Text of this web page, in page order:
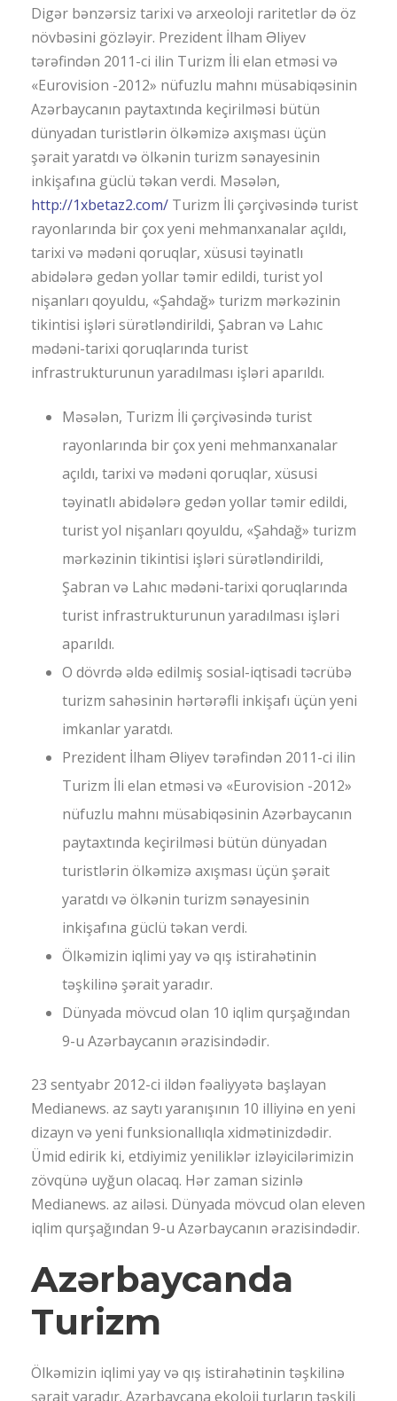
Digər bənzərsiz tarixi və arxeoloji raritetlər də öz
növbəsini gözləyir. Prezident İlham Əliyev
tərəfindən 2011-ci ilin Turizm İli elan etməsi və
«Eurovision -2012» nüfuzlu mahnı müsabiqəsinin
Azərbaycanın paytaxtında keçirilməsi bütün
dünyadan turistlərin ölkəmizə axışması üçün
şərait yaratdı və ölkənin turizm sənayesinin
inkişafına güclü təkan verdi. Məsələn,
http://1xbetaz2.com/ Turizm İli çərçivəsində turist
rayonlarında bir çox yeni mehmanxanalar açıldı,
tarixi və mədəni qoruqlar, xüsusi təyinatlı
abidələrə gedən yollar təmir edildi, turist yol
nişanları qoyuldu, «Şahdağ» turizm mərkəzinin
tikintisi işləri sürətləndirildi, Şabran və Lahıc
mədəni-tarixi qoruqlarında turist
infrastrukturunun yaradılması işləri aparıldı.
Məsələn, Turizm İli çərçivəsində turist
rayonlarında bir çox yeni mehmanxanalar
açıldı, tarixi və mədəni qoruqlar, xüsusi
təyinatlı abidələrə gedən yollar təmir edildi,
turist yol nişanları qoyuldu, «Şahdağ» turizm
mərkəzinin tikintisi işləri sürətləndirildi,
Şabran və Lahıc mədəni-tarixi qoruqlarında
turist infrastrukturunun yaradılması işləri
aparıldı.
O dövrdə əldə edilmiş sosial-iqtisadi təcrübə
turizm sahəsinin hərtərəfli inkişafı üçün yeni
imkanlar yaratdı.
Prezident İlham Əliyev tərəfindən 2011-ci ilin
Turizm İli elan etməsi və «Eurovision -2012»
nüfuzlu mahnı müsabiqəsinin Azərbaycanın
paytaxtında keçirilməsi bütün dünyadan
turistlərin ölkəmizə axışması üçün şərait
yaratdı və ölkənin turizm sənayesinin
inkişafına güclü təkan verdi.
Ölkəmizin iqlimi yay və qış istirahətinin
təşkilinə şərait yaradır.
Dünyada mövcud olan 10 iqlim qurşağından
9-u Azərbaycanın ərazisindədir.
23 sentyabr 2012-ci ildən fəaliyyətə başlayan
Medianews. az saytı yaranışının 10 illiyinə en yeni
dizayn və yeni funksionallıqla xidmətinizdədir.
Ümid edirik ki, etdiyimiz yeniliklər izləyicilərimizin
zövqünə uyğun olacaq. Hər zaman sizinlə
Medianews. az ailəsi. Dünyada mövcud olan eleven
iqlim qurşağından 9-u Azərbaycanın ərazisindədir.
Azərbaycanda
Turizm
Ölkəmizin iqlimi yay və qış istirahətinin təşkilinə
şərait yaradır. Azərbaycana ekoloji turların təşkili